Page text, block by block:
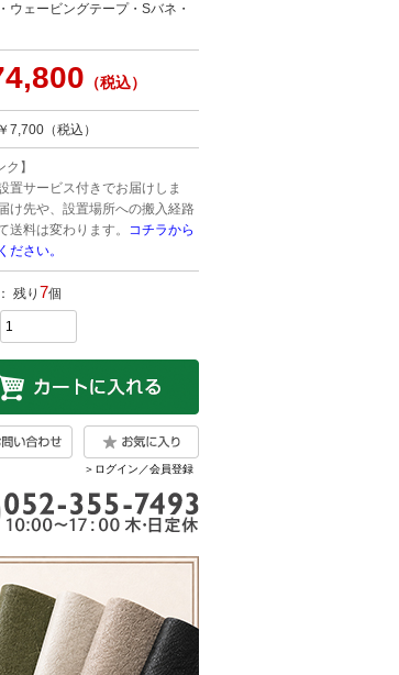
ウェービングテープ・Sバネ・
（税込）
7,700（税込）
ク】
置サービス付きでお届けしま
け先や、設置場所への搬入経路
送料は変わります。 コチラから
ださい。
残り 7個
＞ログイン／会員登録